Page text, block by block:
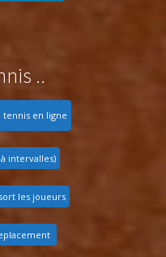
..
tennis en ligne
intervalles)
les joueurs